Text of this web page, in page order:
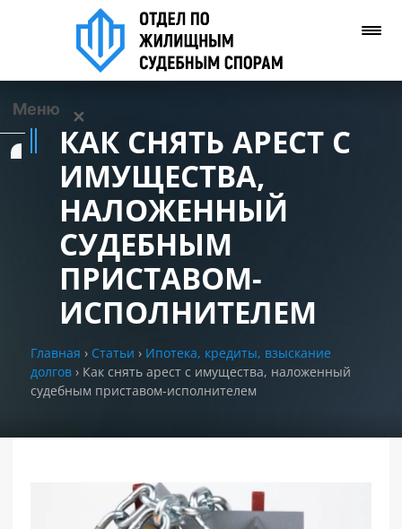
Меню ✕
Задать вопрос
Позвонить нам
КАК СНЯТЬ АРЕСТ С
ИМУЩЕСТВА,
НАЛОЖЕННЫЙ
СУДЕБНЫМ
ПРИСТАВОМ-
ИСПОЛНИТЕЛЕМ
Главная › Статьи › Ипотека, кредиты, взыскание
долгов › Как снять арест с имущества, наложенный
судебным приставом-исполнителем